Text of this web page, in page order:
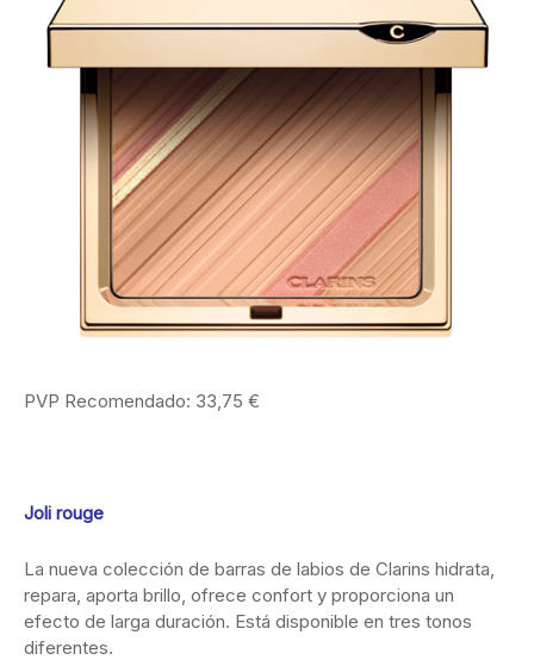
PVP Recomendado: 33,75 €
Joli rouge
La nueva colección de barras de labios de Clarins hidrata,
repara, aporta brillo, ofrece confort y proporciona un
efecto de larga duración. Está disponible en tres tonos
diferentes.